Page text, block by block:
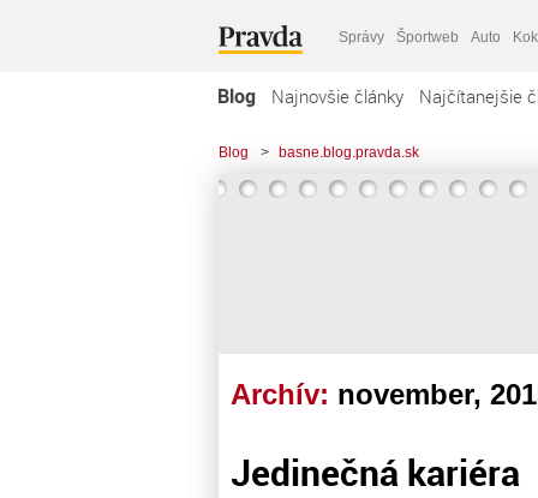
Správy Športweb Auto
Blog Najnovšie články Najčítanejšie
Blog > basne.blog.pravda.sk
Archív: november,
Jedinečná kariéra